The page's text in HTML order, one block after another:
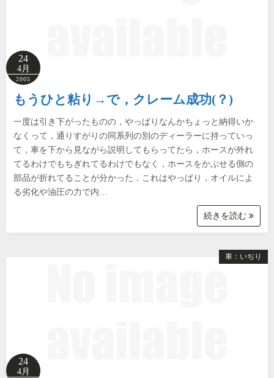
24
4月
2005
もうひと粘り→で，クレーム成功(？)
一度は引き下がったものの，やっぱりなんかちょっと納得いか
なくって，通りすがりの同系列の別のディーラーに持っていっ
て，車を下から見ながら説明してもらってたら，ホースが外れ
てるわけでもちぎれてるわけでもなく，ホースをかぶせる側の
部品が折れてることが分かった．これはやっぱり，オイルによ
る劣化や油圧の力で内…
続きを読む
車：いぢり
24
4月